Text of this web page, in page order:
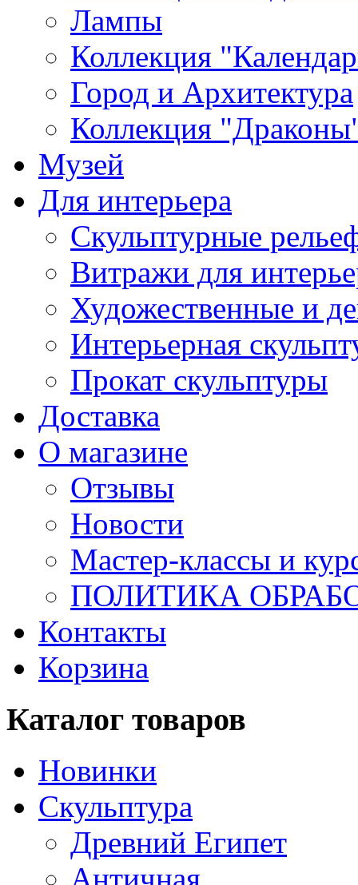
Лампы
Коллекция
Город и Архитектура
Коллекция
Музей
Для интерьера
Скульптурные
Витражи для
Художественные и
Интерьерная
Прокат скульптуры
Доставка
О магазине
Отзывы
Новости
Мастер-классы и
ПОЛИТИКА
Контакты
Корзина
Каталог товаров
Новинки
Скульптура
Древний Египет